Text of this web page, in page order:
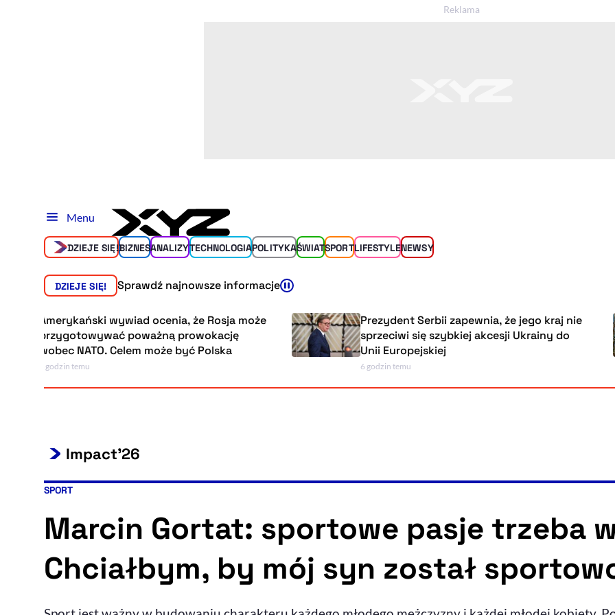
Menu
DZIEJE SIĘ!BIZNESANALIZYTECHNOLOGIAPOLITYKAŚWIATSPORTLIFESTYLENEWSY
DZIEJE SIĘ! Sprawdź najnowsze informacje
wywiad ocenia, że Rosja może
poważną prowokację
NATO. Celem może być Polska
godzin temu
Prezydent Serbii zapewnia, że jego kraj nie
sprzeciwi się szybkiej akcesji Ukrainy do
Unii Europejskiej
6 godzin temu
Impact'26
Kategoria artykułu:
SPORT
Marcin Gortat: sportowe pasje trzeba
Chciałbym, by mój syn został